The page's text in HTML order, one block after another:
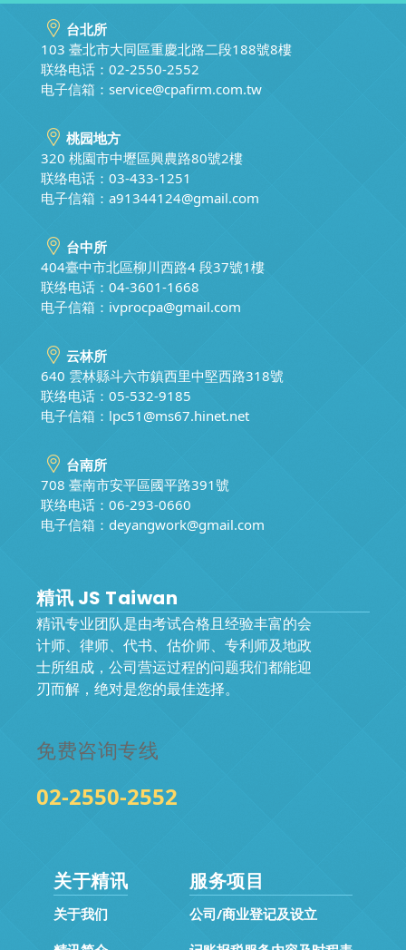
台北所
103 臺北市大同區重慶北路二段188號8樓
联络电话：02-2550-2552
电子信箱： service@cpafirm.com.tw
桃园地方
320 桃園市中壢區興農路80號2樓
联络电话：03-433-1251
电子信箱： a91344124@gmail.com
台中所
404臺中市北區柳川西路4 段37號1樓
联络电话：04-3601-1668
电子信箱： ivprocpa@gmail.com
云林所
640 雲林縣斗六市鎮西里中堅西路318號
联络电话：05-532-9185
电子信箱： lpc51@ms67.hinet.net
台南所
708 臺南市安平區國平路391號
联络电话：06-293-0660
电子信箱： deyangwork@gmail.com
精讯 JS Taiwan
精讯专业团队是由考试合格且经验丰富的会
计师、律师、代书、估价师、专利师及地政
士所组成，公司营运过程的问题我们都能迎
刃而解，绝对是您的最佳选择。
免费咨询专线
02-2550-2552
关于精讯
关于我们
服务项目
公司/商业登记及设立